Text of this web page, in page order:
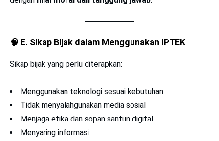
🧠 E. Sikap Bijak dalam Menggunakan IPTEK
Sikap bijak yang perlu diterapkan:
Menggunakan teknologi sesuai kebutuhan
Tidak menyalahgunakan media sosial
Menjaga etika dan sopan santun digital
Menyaring informasi